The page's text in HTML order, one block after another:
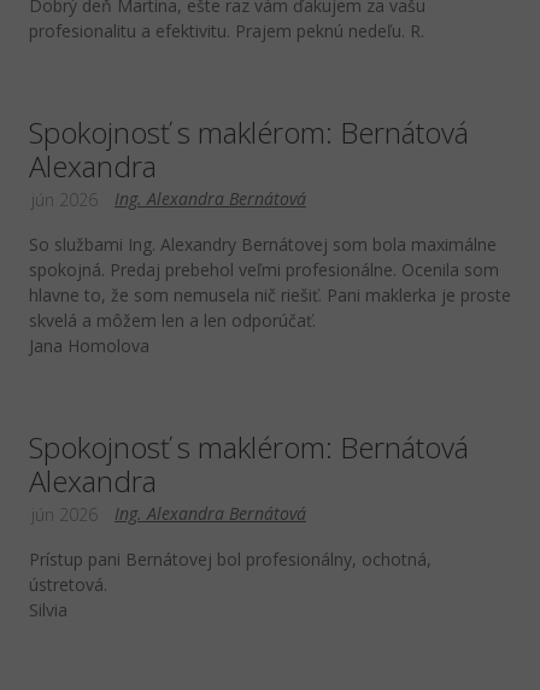
Dobrý deň Martina, ešte raz vám ďakujem za vašu
profesionalitu a efektivitu. Prajem peknú nedeľu. R.
Spokojnosť s maklérom: Bernátová
Alexandra
Ing. Alexandra Bernátová
jún 2026
So službami Ing. Alexandry Bernátovej som bola maximálne
spokojná. Predaj prebehol veľmi profesionálne. Ocenila som
hlavne to, že som nemusela nič riešiť. Pani maklerka je proste
skvelá a môžem len a len odporúčať.
Jana Homolova
Spokojnosť s maklérom: Bernátová
Alexandra
Ing. Alexandra Bernátová
jún 2026
Prístup pani Bernátovej bol profesionálny, ochotná,
ústretová.
Silvia